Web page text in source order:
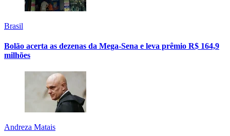
Brasil
Bolão acerta as dezenas da Mega-Sena e leva prêmio R$ 164,9
milhões
Andreza Matais